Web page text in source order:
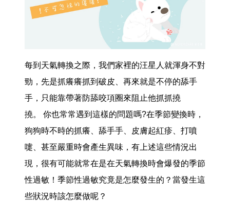
每到天氣轉換之際，我們家裡的汪星人就渾身不對
勁，先是抓癢癢抓到破皮、再來就是不停的舔手
手，只能靠帶著防舔咬項圈來阻止他抓抓撓
撓。 你也常常遇到這樣的問題嗎?在季節變換時，
狗狗時不時的抓癢、舔手手、皮膚起紅疹、打噴
嚏、甚至嚴重時會產生異味，有上述這些情況出
現，很有可能就常在是在天氣轉換時會爆發的季節
性過敏！季節性過敏究竟是怎麼發生的？當發生這
些狀況時該怎麼做呢？